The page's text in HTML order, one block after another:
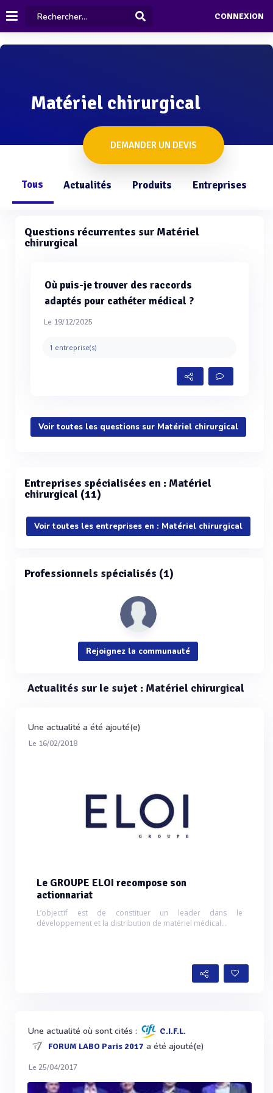
CONNEXION
Matériel chirurgical
DEMANDER UN DEVIS
Tous Actualités Produits Entreprises
Questions récurrentes sur Matériel
chirurgical
Où puis-je trouver des raccords
adaptés pour cathéter médical ?
Le 19/12/2025
1 entreprise(s)
Voir toutes les questions sur Matériel chirurgical
Entreprises spécialisées en : Matériel
chirurgical (11)
Voir toutes les entreprises en : Matériel chirurgical
Professionnels spécialisés (1)
Rejoignez la communauté
Actualités sur le sujet : Matériel chirurgical
Une actualité a été ajouté(e)
Le 16/02/2018
Le GROUPE ELOI recompose son
actionnariat
L’objectif est de constituer un leader dans le
développement et la distribution de matériel médical...
Une actualité où sont cités :
C.I.F.L.
FORUM LABO Paris 2017 a été ajouté(e)
Le 25/04/2017